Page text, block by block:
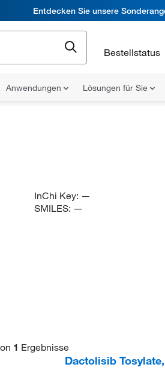
Entdecken Sie unsere
Bestellstatus
Anwendungen Lösungen für Sie
InChi Key: —
SMILES: —
1 Ergebnisse
Dactolisib